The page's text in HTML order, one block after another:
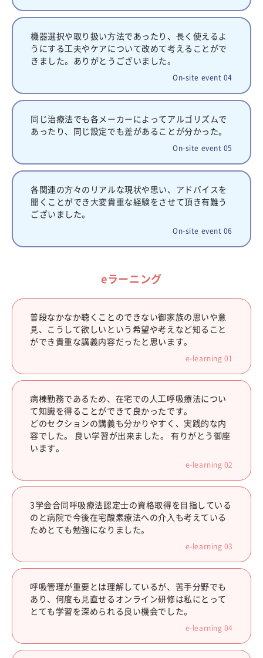
機器選択や取り扱い⽅法であったり、⻑く使えるよ
うにする⼯夫やケアについて改めて考えることがで
きました。ありがとうございました。
On-site event 04
同じ治療法でも各メーカーによってアルゴリズムで
あったり、同じ設定でも差があることが分かった。
On-site event 05
各関連の⽅々のリアルな現状や思い、アドバイスを
聞くことができ⼤変貴重な経験をさせて頂き有難う
ございました。
On-site event 06
eラーニング
普段なかなか聴くことのできない御家族の思いや意
⾒、こうして欲しいという希望や考えなど知ること
ができ貴重な講義内容だったと思います。
e-learning 01
病棟勤務であるため、在宅での⼈⼯呼吸療法につい
て知識を得ることができて良かったです。
どのセクションの講義も分かりやすく、実践的な内
容でした。 良い学習が出来ました。 有りがとう御座
います。
e-learning 02
3学会合同呼吸療法認定⼠の資格取得を⽬指している
のと病院で今後在宅酸素療法への介⼊も考えている
ためとても勉強になりました。
e-learning 03
呼吸管理が重要とは理解しているが、苦⼿分野でも
あり、何度も⾒直せるオンライン研修は私にとって
とても学習を深められる良い機会でした。
e-learning 04